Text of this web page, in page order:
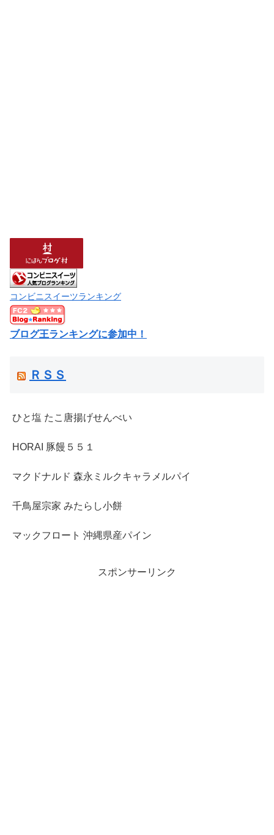
コンビニスイーツランキング
ブログ王ランキングに参加中！
ＲＳＳ
ひと塩 たこ唐揚げせんべい
HORAI 豚饅５５１
マクドナルド 森永ミルクキャラメルパイ
千鳥屋宗家 みたらし小餅
マックフロート 沖縄県産パイン
スポンサーリンク